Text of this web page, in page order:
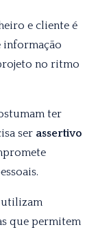
e cliente é
no ritmo
ter
ser assertivo
utilizam
que permitem